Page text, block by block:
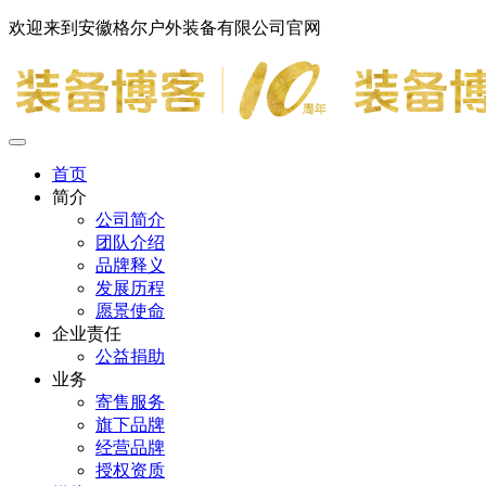
欢迎来到安徽格尔户外装备有限公司官网
首页
简介
公司简介
团队介绍
品牌释义
发展历程
愿景使命
企业责任
公益捐助
业务
寄售服务
旗下品牌
经营品牌
授权资质